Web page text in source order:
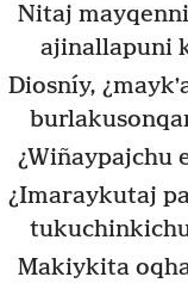
Nitaj
ajinallapuni
Diosníy,
¿Wiñaypajchu
¿Imaraykutaj
Makiykita